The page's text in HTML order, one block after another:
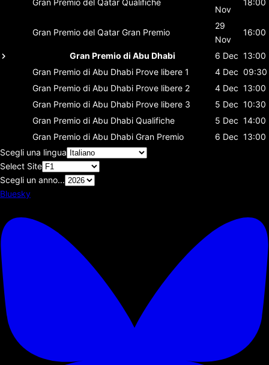
Nov
Gran Premio del Qatar Gran Premio
29
Nov
16:00
Gran Premio di Abu Dhabi 6 Dec 13:00
Gran Premio di Abu Dhabi Prove libere 1 4 Dec 09:30
Gran Premio di Abu Dhabi Prove libere 2 4 Dec 13:00
Gran Premio di Abu Dhabi Prove libere 3 5 Dec 10:30
Gran Premio di Abu Dhabi Qualifiche 5 Dec 14:00
Gran Premio di Abu Dhabi Gran Premio 6 Dec 13:00
Scegli una lingua
Select Site
Scegli un anno...
Bluesky